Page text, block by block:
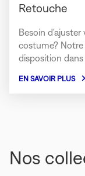
Retouche
Besoin
costume?
disposition
EN SAVOIR PLUS
Nos